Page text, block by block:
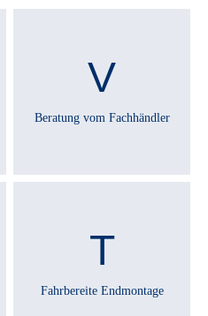
Beratung vom Fachhändler
Fahrbereite Endmontage